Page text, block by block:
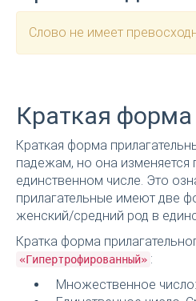
Слово не имеет
Краткая форма
Краткая форма
падежам, но она изменяется
единственном числе. Это
прилагательные имеют две
женский/средний род в
Кратка форма
«Гипертрофированный» :
Множественное число: